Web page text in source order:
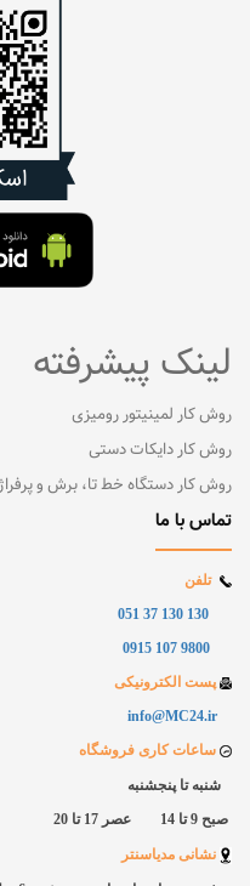
لینک پیشرفته
روش کار لمینیتور رومیزی
روش کار دایکات دستی
روش کار دستگاه خط تا، برش و
تماس با ما
تلفن
130 130 37 051
9800 107 0915
پست الکترونیکی
info@MC24.ir
ساعات کاری فروشگاه
شنبه تا پنجشنبه
صبح 9 تا 14 عصر 17 تا 20
نشانی مدیاسنتر